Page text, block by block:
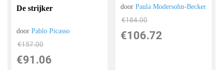
De strijker
doorPablo Picasso
€157.00
€91.06
doorPaula Modersohn-Becker
€184.00
€106.72